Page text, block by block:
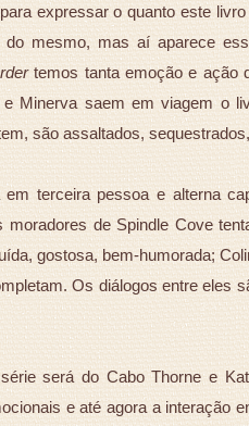
expressar o quanto este
do mesmo, mas aí aparece
temos tanta emoção e ação
e Minerva saem em viagem o
são assaltados,
em terceira pessoa e alterna
moradores de Spindle Cove
gostosa, bem-humorada;
Os diálogos entre eles
será do Cabo Thorne e
e até agora a interação